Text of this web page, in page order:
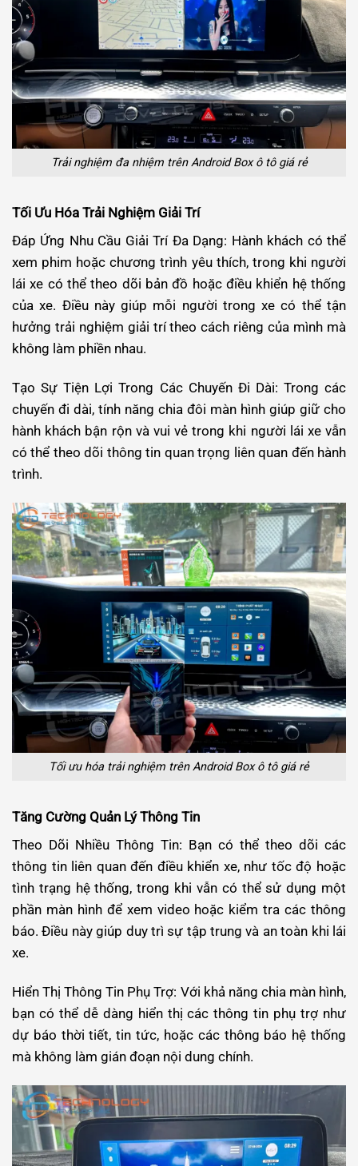
Trải nghiệm đa nhiệm trên Android Box ô tô giá rẻ
Tối Ưu Hóa Trải Nghiệm Giải Trí
Đáp Ứng Nhu Cầu Giải Trí Đa Dạng: Hành khách có thể
xem phim hoặc chương trình yêu thích, trong khi người
lái xe có thể theo dõi bản đồ hoặc điều khiển hệ thống
của xe. Điều này giúp mỗi người trong xe có thể tận
hưởng trải nghiệm giải trí theo cách riêng của mình mà
không làm phiền nhau.
Tạo Sự Tiện Lợi Trong Các Chuyến Đi Dài: Trong các
chuyến đi dài, tính năng chia đôi màn hình giúp giữ cho
hành khách bận rộn và vui vẻ trong khi người lái xe vẫn
có thể theo dõi thông tin quan trọng liên quan đến hành
trình.
Tối ưu hóa trải nghiệm trên Android Box ô tô giá rẻ
Tăng Cường Quản Lý Thông Tin
Theo Dõi Nhiều Thông Tin: Bạn có thể theo dõi các
thông tin liên quan đến điều khiển xe, như tốc độ hoặc
tình trạng hệ thống, trong khi vẫn có thể sử dụng một
phần màn hình để xem video hoặc kiểm tra các thông
báo. Điều này giúp duy trì sự tập trung và an toàn khi lái
xe.
Hiển Thị Thông Tin Phụ Trợ: Với khả năng chia màn hình,
bạn có thể dễ dàng hiển thị các thông tin phụ trợ như
dự báo thời tiết, tin tức, hoặc các thông báo hệ thống
mà không làm gián đoạn nội dung chính.